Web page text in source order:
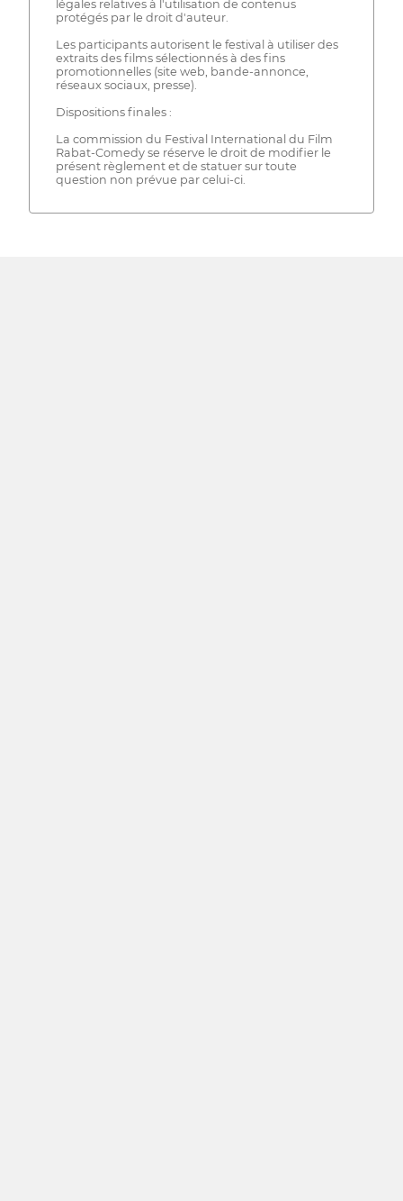
légales relatives à l'utilisation de contenus
protégés par le droit d'auteur.
Les participants autorisent le festival à utiliser des
extraits des films sélectionnés à des fins
promotionnelles (site web, bande-annonce,
réseaux sociaux, presse).
Dispositions finales :
La commission du Festival International du Film
Rabat-Comedy se réserve le droit de modifier le
présent règlement et de statuer sur toute
question non prévue par celui-ci.